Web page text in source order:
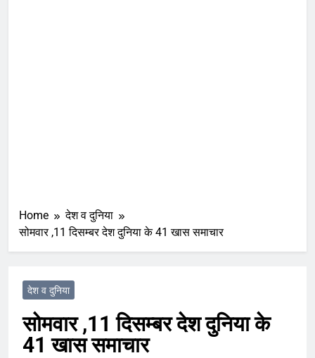
Home
देश व दुनिया
सोमवार ,11 दिसम्बर देश दुनिया के 41 खास समाचार
देश व दुनिया
सोमवार ,11 दिसम्बर देश दुनिया के
41 खास समाचार